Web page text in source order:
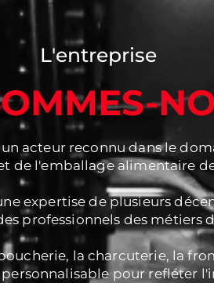
L'entreprise
acteur reconnu dans le
de l'emballage alimentaire
expertise de plusieurs
professionnels des métiers
la charcuterie, la
pour refléter